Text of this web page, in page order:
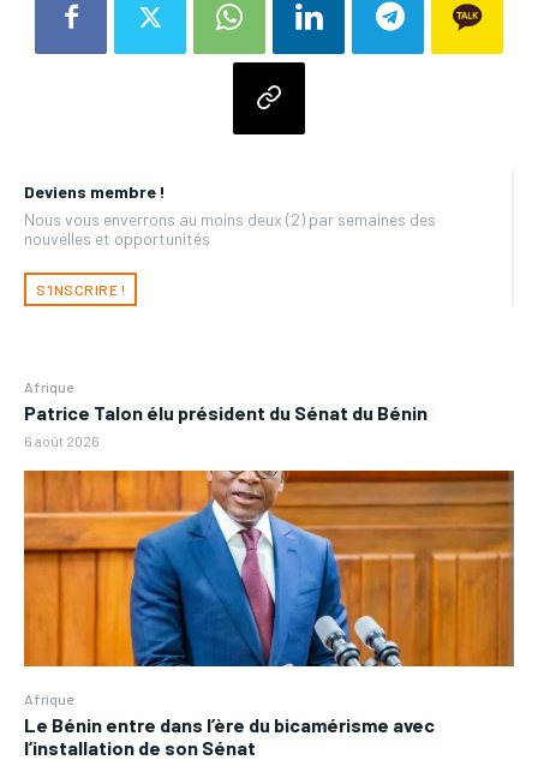
Deviens membre !
Nous vous enverrons au moins deux (2) par semaines des
nouvelles et opportunités
S'INSCRIRE !
Afrique
Patrice Talon élu président du Sénat du Bénin
6 août 2026
Afrique
Le Bénin entre dans l’ère du bicamérisme avec
l’installation de son Sénat